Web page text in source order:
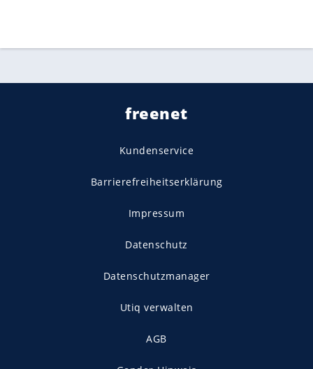
freenet
Kundenservice
Barrierefreiheitserklärung
Impressum
Datenschutz
Datenschutzmanager
Utiq verwalten
AGB